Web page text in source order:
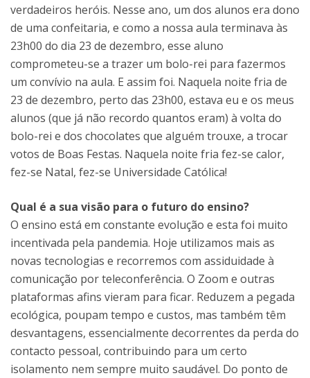
verdadeiros heróis. Nesse ano, um dos alunos era dono
de uma confeitaria, e como a nossa aula terminava às
23h00 do dia 23 de dezembro, esse aluno
comprometeu-se a trazer um bolo-rei para fazermos
um convívio na aula. E assim foi. Naquela noite fria de
23 de dezembro, perto das 23h00, estava eu e os meus
alunos (que já não recordo quantos eram) à volta do
bolo-rei e dos chocolates que alguém trouxe, a trocar
votos de Boas Festas. Naquela noite fria fez-se calor,
fez-se Natal, fez-se Universidade Católica!
Qual é a sua visão para o futuro do ensino?
O ensino está em constante evolução e esta foi muito
incentivada pela pandemia. Hoje utilizamos mais as
novas tecnologias e recorremos com assiduidade à
comunicação por teleconferência. O Zoom e outras
plataformas afins vieram para ficar. Reduzem a pegada
ecológica, poupam tempo e custos, mas também têm
desvantagens, essencialmente decorrentes da perda do
contacto pessoal, contribuindo para um certo
isolamento nem sempre muito saudável. Do ponto de